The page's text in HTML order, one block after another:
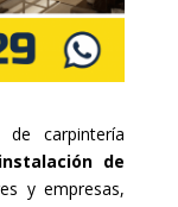
carpintería
de
y empresas,